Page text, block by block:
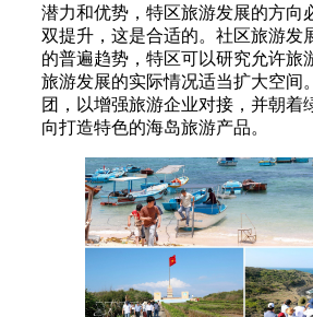
潜力和优势，特区旅游发展的方向
双提升，这是合适的。社区旅游发
的普遍趋势，特区可以研究允许旅
旅游发展的实际情况适当扩大空间
团，以增强旅游企业对接，并朝着
向打造特色的海岛旅游产品。